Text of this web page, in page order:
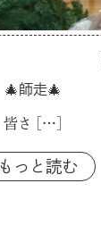
🎄師走🎄
皆さ […]
もっと読む